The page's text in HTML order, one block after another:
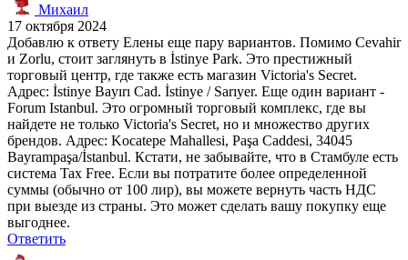
Михаил
17 октября 2024
Добавлю к ответу Елены еще пару вариантов. Помимо Cevahir
и Zorlu, стоит заглянуть в İstinye Park. Это престижный
торговый центр, где также есть магазин Victoria's Secret.
Адрес: İstinye Bayırı Cad. İstinye / Sarıyer. Еще один вариант -
Forum Istanbul. Это огромный торговый комплекс, где вы
найдете не только Victoria's Secret, но и множество других
брендов. Адрес: Kocatepe Mahallesi, Paşa Caddesi, 34045
Bayrampaşa/İstanbul. Кстати, не забывайте, что в Стамбуле есть
система Tax Free. Если вы потратите более определенной
суммы (обычно от 100 лир), вы можете вернуть часть НДС
при выезде из страны. Это может сделать вашу покупку еще
выгоднее.
Ответить